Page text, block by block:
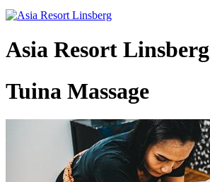
Asia Resort Linsberg
Tuina Massage